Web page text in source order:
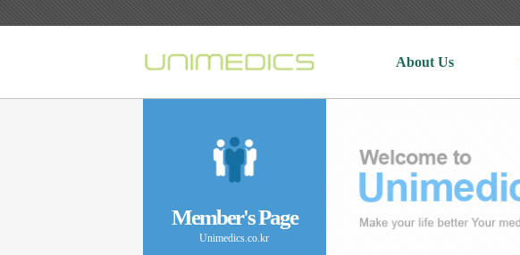
About Us
Member's Page
Unimedics.co.kr